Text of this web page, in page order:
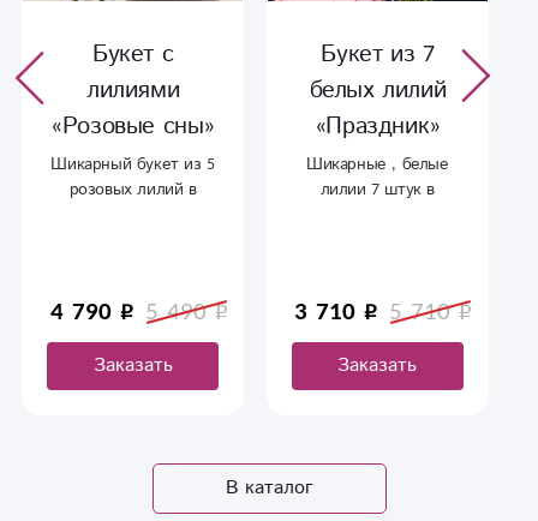
Букет с
лилиями
«Розовые сны»‎
Шикарный букет из 5
розовых лилий в
4 790 5 490
Заказать
Букет из 7
белых лилий
«Праздник»‎
Шикарные , белые
лилии 7 штук в
3 710 5 710
Заказать
В каталог